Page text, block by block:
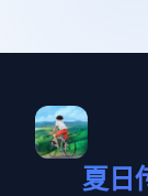
夏日